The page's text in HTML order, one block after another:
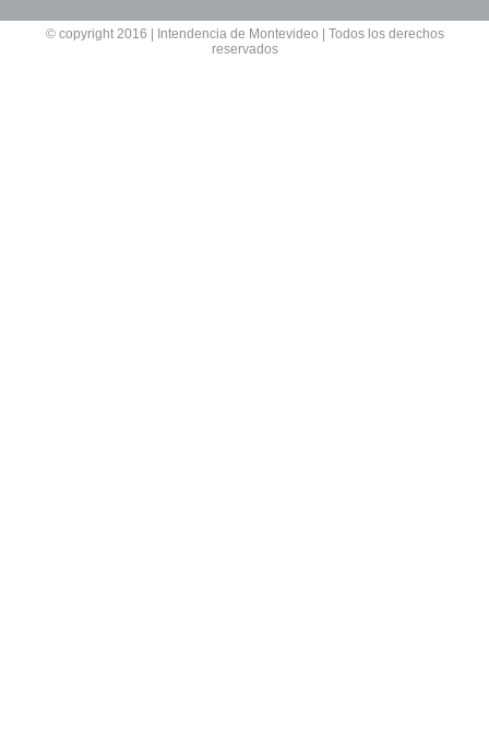
© copyright 2016 | Intendencia de Montevideo | Todos los derechos
reservados